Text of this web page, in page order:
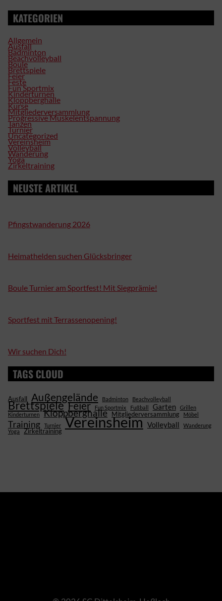
KATEGORIEN
Allgemein
Ausfall
Badminton
Beachvolleyball
Boule
Brettspiele
Feier
Feste
Fun Sportmix
Kinderturnen
Kloppberghalle
Kurse
Mitgliederversammlung
Progressive Muskelentspannung
Tanzen
Turnier
Uncategorized
Vereinsheim
Volleyball
Wanderung
Yoga
Zirkeltraining
NEUSTE ARTIKEL
Pfingstwanderung 2026
Heimathelden suchen Glücksbringer
Boule Turnier am Sportfest! Mit Siegprämie!
Sportfest mit Terrassenopening!
Wir suchen Dich!
TAGS CLOUD
Ausfall Außengelände Badminton Beachvolleyball
Brettspiele Feier Fun Sportmix Fußball Garten
Grillen
Kinderturnen
Kloppberghalle Mitgliederversammlung Möbel
Training Turnier Vereinsheim Volleyball
Wanderung
Yoga
Zirkeltraining